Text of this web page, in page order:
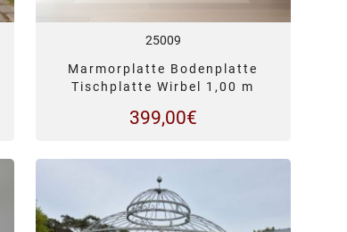
25009
Marmorplatte Bodenplatte
Tischplatte Wirbel 1,00 m
399,00€